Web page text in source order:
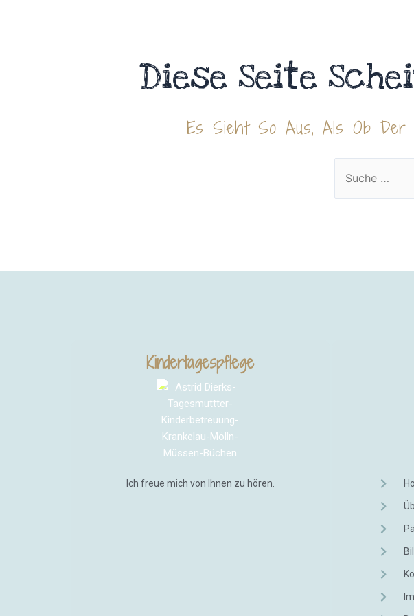
Diese Seite
Es Sieht So Aus, Als Ob Der
Kindertagespflege
Ich freue mich von Ihnen zu hören.